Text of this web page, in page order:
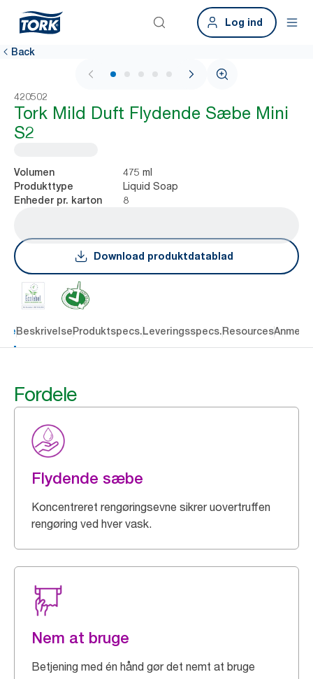
Log ind
Back
1 / 6
420502
Tork Mild Duft Flydende Sæbe Mini
S2
Volumen 475 ml
Produkttype Liquid Soap
Enheder pr. karton 8
Download produktdatablad
BeskrivelseProduktspecs.Leveringsspecs.Resources
Fordele
Flydende sæbe
Koncentreret rengøringsevne sikrer uovertruffen
rengøring ved hver vask.
Nem at bruge
Betjening med én hånd gør det nemt at bruge